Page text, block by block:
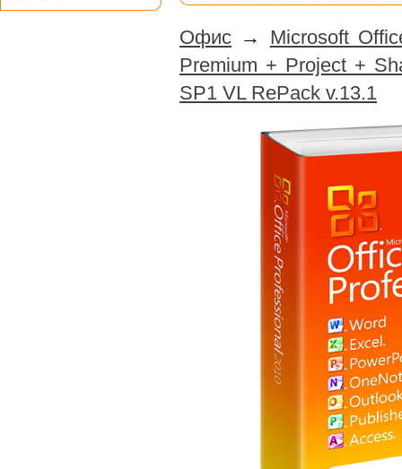
Офис → Microsoft
Premium + Project +
SP1 VL RePack v.13.1